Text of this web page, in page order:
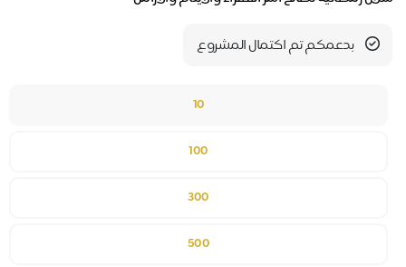
بدعمكم تم اكتمال المشروع
10
100
300
500